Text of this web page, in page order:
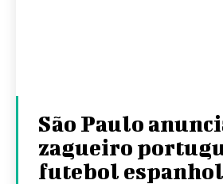
São Paulo
zagueiro
futebol espanhol